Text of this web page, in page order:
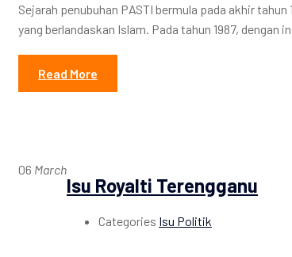
Sejarah penubuhan PASTI bermula pada akhir
yang berlandaskan Islam. Pada tahun 1987, dengan
Read More
06 March
Isu Royalti Terengganu
Categories Isu Politik